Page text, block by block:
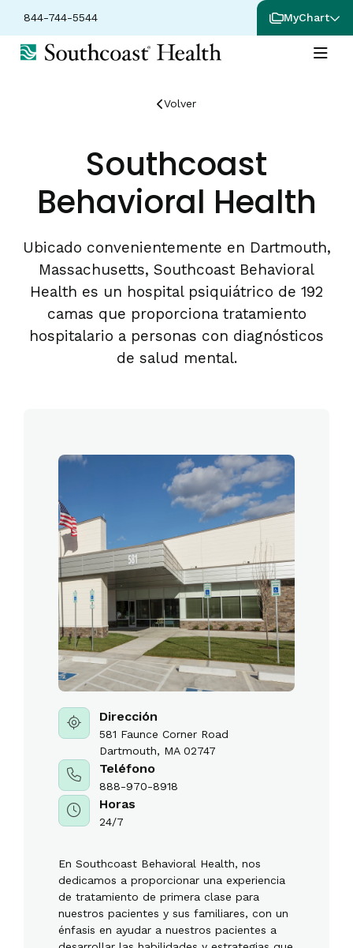
844-744-5544 MyChart
Volver
Southcoast
Behavioral Health
Ubicado convenientemente en Dartmouth,
Massachusetts, Southcoast Behavioral
Health es un hospital psiquiátrico de 192
camas que proporciona tratamiento
hospitalario a personas con diagnósticos
de salud mental.
Dirección
581 Faunce Corner Road
Dartmouth, MA 02747
Teléfono
888-970-8918
Horas
24/7
En Southcoast Behavioral Health, nos
dedicamos a proporcionar una experiencia
de tratamiento de primera clase para
nuestros pacientes y sus familiares, con un
énfasis en ayudar a nuestros pacientes a